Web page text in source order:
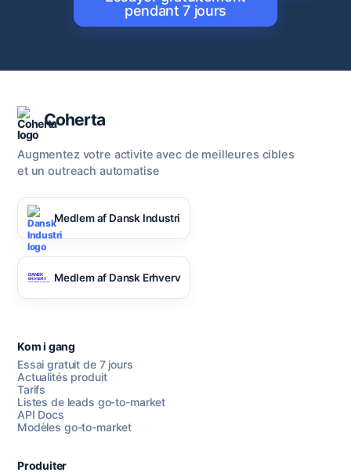
pendant 7 jours
Coherta
Augmentez votre activite avec de meilleures cibles
et un outreach automatise
Medlem af Dansk Industri
Medlem af Dansk Erhverv
Kom i gang
Essai gratuit de 7 jours
Actualités produit
Tarifs
Listes de leads go-to-market
API Docs
Modèles go-to-market
Produiter